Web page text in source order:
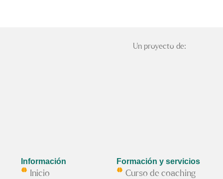
Un proyecto de:
Información
Inicio
Formación y servicios
Curso de coaching